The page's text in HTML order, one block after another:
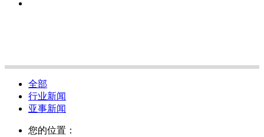
全部
行业新闻
亚事新闻
您的位置：